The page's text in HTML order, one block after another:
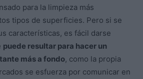
para la limpieza más
tipos de superficies. Pero si se
características, es fácil darse
puede resultar para hacer un
más a fondo, como la propia
se esfuerza por comunicar en